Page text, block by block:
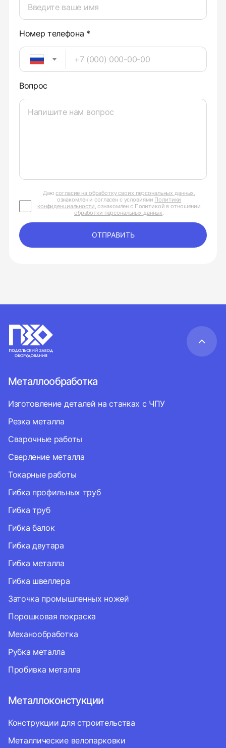
Номер телефона *
Вопрос
Даюсогласие на обработку своих персональных данных,
ознакомлен и согласен с условиями Политики
конфиденциальности, ознакомлен с Политикой в отношении
обработки персональных данных.
ОТПРАВИТЬ
Металлообработка
Изготовление деталей на станках с ЧПУ
Резка металла
Сварочные работы
Сверление металла
Токарные работы
Гибка профильных труб
Гибка труб
Гибка балок
Гибка двутара
Гибка металла
Гибка швеллера
Заточка промышленных ножей
Порошковая покраска
Механообработка
Рубка металла
Пробивка металла
Металлоконстукции
Конструкции для строительства
Металлические велопарковки